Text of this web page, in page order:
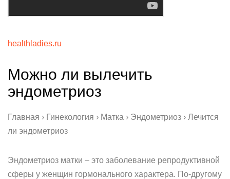
healthladies.ru
Можно ли вылечить
эндометриоз
Главная › Гинекология › Матка › Эндометриоз › Лечится
ли эндометриоз
Эндометриоз матки – это заболевание репродуктивной
сферы у женщин гормонального характера. По-другому